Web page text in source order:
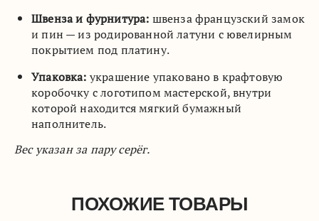
Швенза и фурнитура: швенза французский замок
и пин — из родированной латуни с ювелирным
покрытием под платину.
Упаковка: украшение упаковано в крафтовую
коробочку с логотипом мастерской, внутри
которой находится мягкий бумажный
наполнитель.
Вес указан за пару серёг.
ПОХОЖИЕ ТОВАРЫ